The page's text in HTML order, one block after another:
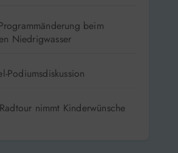
beim
Niedrigwasser
Podiumsdiskussion
nimmt Kinderwünsche